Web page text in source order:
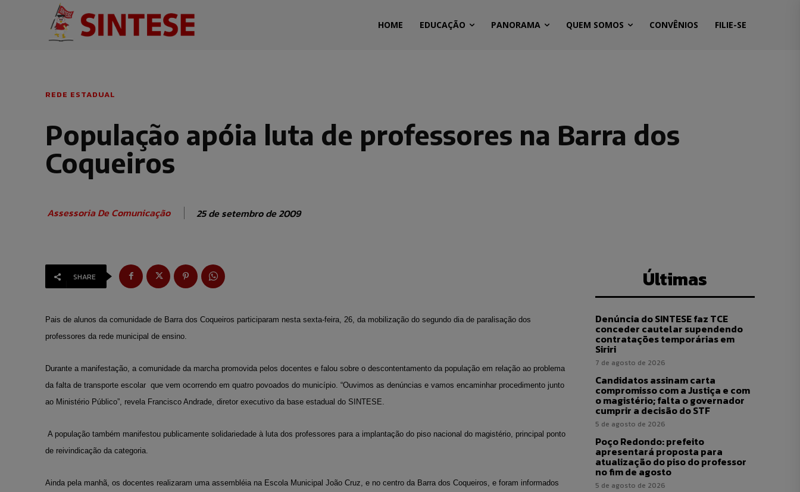
HOME EDUCAÇÃO PANORAMA QUEM SOMOS CONVÊNIOS FILIE-SE
REDE ESTADUAL
População apóia luta de professores na Barra dos
Coqueiros
Assessoria De Comunicação 25 de setembro de 2009
SHARE
Pais de alunos da comunidade de Barra dos Coqueiros participaram nesta sexta-feira, 26, da mobilização do segundo dia de paralisação dos
professores da rede municipal de ensino.
Durante a manifestação, a comunidade da marcha promovida pelos docentes e falou sobre o descontentamento da população em relação ao problema
da falta de transporte escolar que vem ocorrendo em quatro povoados do município. “Ouvimos as denúncias e vamos encaminhar procedimento junto
ao Ministério Público”, revela Francisco Andrade, diretor executivo da base estadual do SINTESE.
A população também manifestou publicamente solidariedade à luta dos professores para a implantação do piso nacional do magistério, principal ponto
de reivindicação da categoria.
Ainda pela manhã, os docentes realizaram uma assembléia na Escola Municipal João Cruz, e no centro da Barra dos Coqueiros, e foram informados
Últimas
Denúncia do SINTESE faz TCE
conceder cautelar supendendo
contratações temporárias em
Siriri
7 de agosto de 2026
Candidatos assinam carta
compromisso com a Justiça e com
o magistério; falta o governador
cumprir a decisão do STF
5 de agosto de 2026
Poço Redondo: prefeito
apresentará proposta para
atualização do piso do professor
no fim de agosto
5 de agosto de 2026